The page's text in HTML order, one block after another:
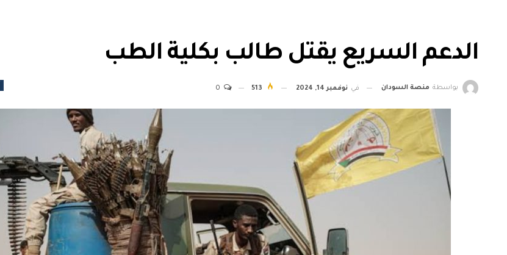
الدعم السريع يقتل طالب بكلية الطب
بواسطة منصة السودان في نوفمبر 14, 2024 513